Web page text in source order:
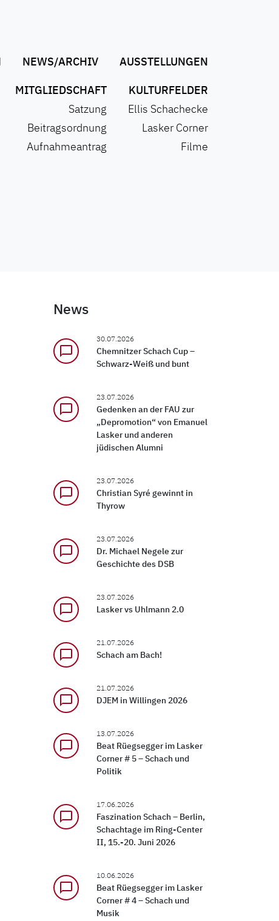
NEWS/ARCHIV AUSSTELLUNGEN
MITGLIEDSCHAFT
Satzung
Beitragsordnung
Aufnahmeantrag
KULTURFELDER
Ellis Schachecke
Lasker Corner
Filme
News
chat_bubble_outline
30.07.2026
Chemnitzer Schach Cup –
Schwarz-Weiß und bunt
chat_bubble_outline
23.07.2026
Gedenken an der FAU zur
„Depromotion“ von Emanuel
Lasker und anderen
jüdischen Alumni
chat_bubble_outline
23.07.2026
Christian Syré gewinnt in
Thyrow
chat_bubble_outline
23.07.2026
Dr. Michael Negele zur
Geschichte des DSB
chat_bubble_outline
23.07.2026
Lasker vs Uhlmann 2.0
chat_bubble_outline
21.07.2026
Schach am Bach!
chat_bubble_outline
21.07.2026
DJEM in Willingen 2026
chat_bubble_outline
13.07.2026
Beat Rüegsegger im Lasker
Corner # 5 – Schach und
Politik
chat_bubble_outline
17.06.2026
Faszination Schach – Berlin,
Schachtage im Ring-Center
II, 15.-20. Juni 2026
chat_bubble_outline
10.06.2026
Beat Rüegsegger im Lasker
Corner # 4 – Schach und
Musik